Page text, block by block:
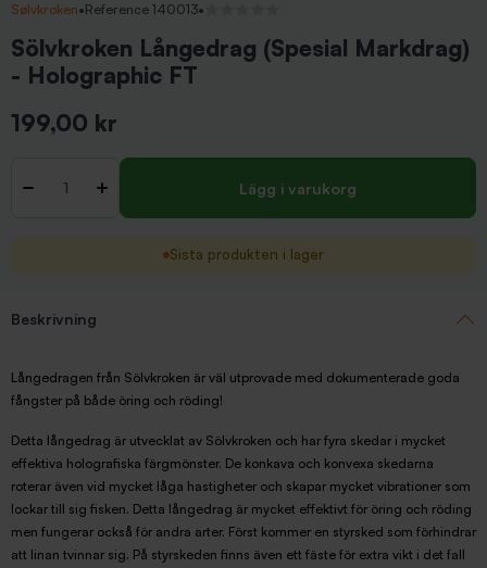
Sølvkroken•Reference 140013•
Sölvkroken Långedrag (Spesial Markdrag)
- Holographic FT
199,00 kr
- + Lägg i varukorg
Sista produkten i lager
Beskrivning
Långedragen från Sölvkroken är väl utprovade med dokumenterade goda
fångster på både öring och röding!
Detta långedrag är utvecklat av Sölvkroken och har fyra skedar i mycket
effektiva holografiska färgmönster. De konkava och konvexa skedarna
roterar även vid mycket låga hastigheter och skapar mycket vibrationer som
lockar till sig fisken. Detta långedrag är mycket effektivt för öring och röding
men fungerar också för andra arter. Först kommer en styrsked som förhindrar
att linan tvinnar sig. På styrskeden finns även ett fäste för extra vikt i det fall